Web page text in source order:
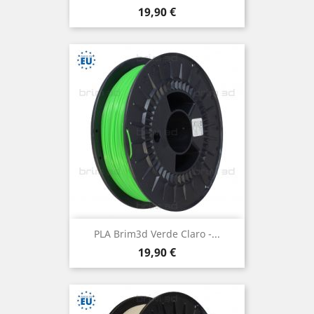
Preço
19,90 €
PLA Brim3d Verde Claro -...
Preço
19,90 €